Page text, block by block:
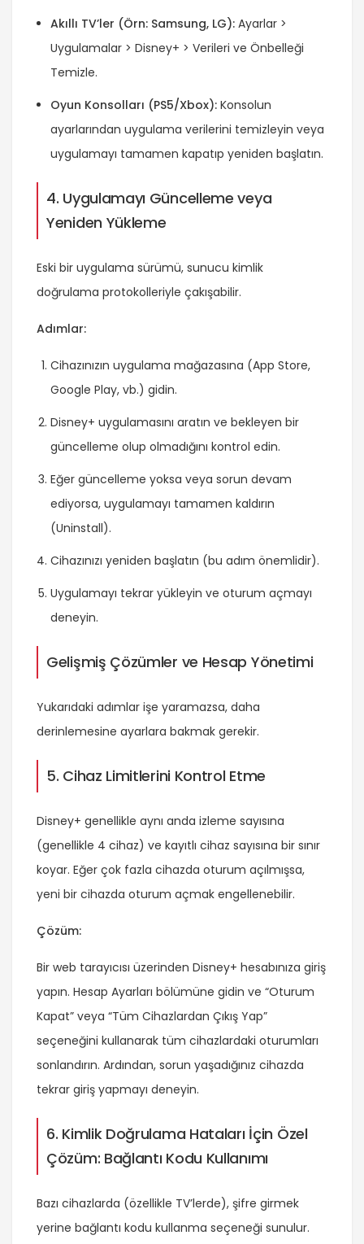
Akıllı TV’ler (Örn: Samsung, LG): Ayarlar >
Uygulamalar > Disney+ > Verileri ve Önbelleği
Temizle.
Oyun Konsolları (PS5/Xbox): Konsolun
ayarlarından uygulama verilerini temizleyin veya
uygulamayı tamamen kapatıp yeniden başlatın.
4. Uygulamayı Güncelleme veya
Yeniden Yükleme
Eski bir uygulama sürümü, sunucu kimlik
doğrulama protokolleriyle çakışabilir.
Adımlar:
Cihazınızın uygulama mağazasına (App Store,
Google Play, vb.) gidin.
Disney+ uygulamasını aratın ve bekleyen bir
güncelleme olup olmadığını kontrol edin.
Eğer güncelleme yoksa veya sorun devam
ediyorsa, uygulamayı tamamen kaldırın
(Uninstall).
Cihazınızı yeniden başlatın (bu adım önemlidir).
Uygulamayı tekrar yükleyin ve oturum açmayı
deneyin.
Gelişmiş Çözümler ve Hesap Yönetimi
Yukarıdaki adımlar işe yaramazsa, daha
derinlemesine ayarlara bakmak gerekir.
5. Cihaz Limitlerini Kontrol Etme
Disney+ genellikle aynı anda izleme sayısına
(genellikle 4 cihaz) ve kayıtlı cihaz sayısına bir sınır
koyar. Eğer çok fazla cihazda oturum açılmışsa,
yeni bir cihazda oturum açmak engellenebilir.
Çözüm:
Bir web tarayıcısı üzerinden Disney+ hesabınıza giriş
yapın. Hesap Ayarları bölümüne gidin ve “Oturum
Kapat” veya “Tüm Cihazlardan Çıkış Yap”
seçeneğini kullanarak tüm cihazlardaki oturumları
sonlandırın. Ardından, sorun yaşadığınız cihazda
tekrar giriş yapmayı deneyin.
6. Kimlik Doğrulama Hataları İçin Özel
Çözüm: Bağlantı Kodu Kullanımı
Bazı cihazlarda (özellikle TV’lerde), şifre girmek
yerine bağlantı kodu kullanma seçeneği sunulur.